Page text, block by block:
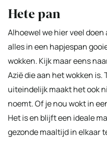
Hete pan
Alhoewel we hier veel doen
alles in een hapjespan
wokken. Kijk maar eens
Azië die aan het wokken is.
uiteindelijk maakt het ook
noemt. Of je nou wokt in
Het is en blijft een ideale
gezonde maaltijd in elkaar